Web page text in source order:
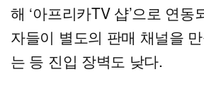
해 ‘아프리카TV 샵’으로 연동
자들이 별도의 판매 채널을
는 등 진입 장벽도 낮다.